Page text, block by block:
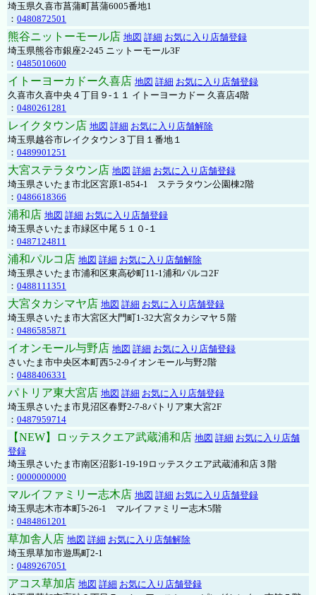
埼玉県久喜市菖蒲町菖蒲6005番地1
： 0480872501
熊谷ニットーモール店 地図 詳細 お気に入り店舗登録
埼玉県熊谷市銀座2-245 ニットーモール3F
： 0485010600
イトーヨーカドー久喜店 地図 詳細 お気に入り店舗登録
久喜市久喜中央４丁目９-１１ イトーヨーカドー 久喜店4階
： 0480261281
レイクタウン店 地図 詳細 お気に入り店舗解除
埼玉県越谷市レイクタウン３丁目１番地１
： 0489901251
大宮ステラタウン店 地図 詳細 お気に入り店舗登録
埼玉県さいたま市北区宮原1-854-1 ステラタウン公園棟2階
： 0486618366
浦和店 地図 詳細 お気に入り店舗登録
埼玉県さいたま市緑区中尾５１０-１
： 0487124811
浦和パルコ店 地図 詳細 お気に入り店舗解除
埼玉県さいたま市浦和区東高砂町11-1浦和パルコ2F
： 0488111351
大宮タカシマヤ店 地図 詳細 お気に入り店舗登録
埼玉県さいたま市大宮区大門町1-32大宮タカシマヤ５階
： 0486585871
イオンモール与野店 地図 詳細 お気に入り店舗登録
さいたま市中央区本町西5-2-9イオンモール与野2階
： 0488406331
パトリア東大宮店 地図 詳細 お気に入り店舗登録
埼玉県さいたま市見沼区春野2-7-8パトリア東大宮2F
： 0487959714
【NEW】ロッテスクエア武蔵浦和店 地図 詳細 お気に入り店舗
登録
埼玉県さいたま市南区沼影1-19-19ロッテスクエア武蔵浦和店３階
： 0000000000
マルイファミリー志木店 地図 詳細 お気に入り店舗登録
埼玉県志木市本町5-26-1 マルイファミリー志木5階
： 0484861201
草加舎人店 地図 詳細 お気に入り店舗解除
埼玉県草加市遊馬町2-1
： 0489267051
アコス草加店 地図 詳細 お気に入り店舗登録